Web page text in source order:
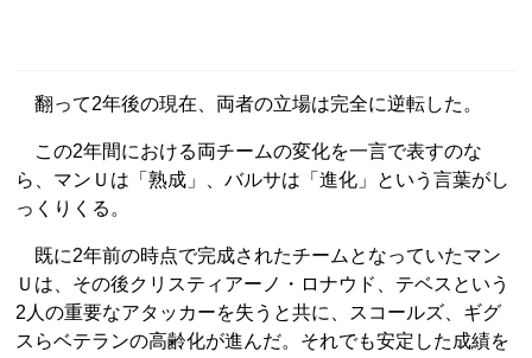
翻って2年後の現在、両者の立場は完全に逆転した。
この2年間における両チームの変化を一言で表すのな
ら、マンＵは「熟成」、バルサは「進化」という言葉がし
っくりくる。
既に2年前の時点で完成されたチームとなっていたマン
Ｕは、その後クリスティアーノ・ロナウド、テベスという
2人の重要なアタッカーを失うと共に、スコールズ、ギグ
スらベテランの高齢化が進んだ。それでも安定した成績を